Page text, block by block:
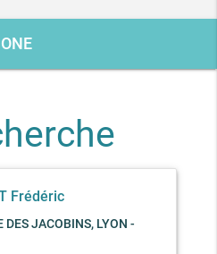
Frédéric
DES JACOBINS, LYON -